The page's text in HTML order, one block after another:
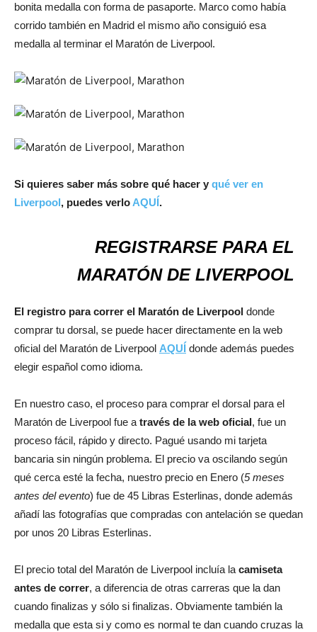
bonita medalla con forma de pasaporte. Marco como había
corrido también en Madrid el mismo año consiguió esa
medalla al terminar el Maratón de Liverpool.
Si quieres saber más sobre qué hacer y qué ver en
Liverpool, puedes verlo AQUÍ.
REGISTRARSE PARA EL
MARATÓN DE LIVERPOOL
El registro para correr el Maratón de Liverpool donde
comprar tu dorsal, se puede hacer directamente en la web
oficial del Maratón de Liverpool AQUÍ donde además puedes
elegir español como idioma.
En nuestro caso, el proceso para comprar el dorsal para el
Maratón de Liverpool fue a través de la web oficial, fue un
proceso fácil, rápido y directo. Pagué usando mi tarjeta
bancaria sin ningún problema. El precio va oscilando según
qué cerca esté la fecha, nuestro precio en Enero (5 meses
antes del evento) fue de 45 Libras Esterlinas, donde además
añadí las fotografías que compradas con antelación se quedan
por unos 20 Libras Esterlinas.
El precio total del Maratón de Liverpool incluía la camiseta
antes de correr, a diferencia de otras carreras que la dan
cuando finalizas y sólo si finalizas. Obviamente también la
medalla que esta si y como es normal te dan cuando cruzas la